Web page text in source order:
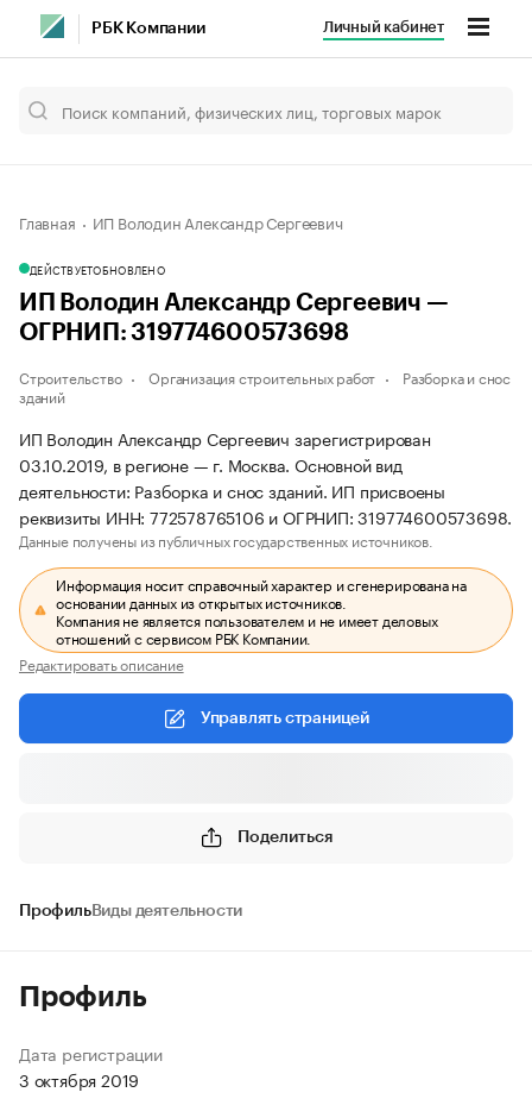
РБК Компании Личный кабинет
Главная ИП Володин Александр Сергеевич
ДЕЙСТВУЕТОБНОВЛЕНО
ИП Володин Александр Сергеевич —
ОГРНИП: 319774600573698
Строительство Организация строительных работ
Разборка и снос
зданий
ИП Володин Александр Сергеевич зарегистрирован
03.10.2019, в регионе — г. Москва. Основной вид
деятельности: Разборка и снос зданий. ИП присвоены
реквизиты ИНН: 772578765106 и ОГРНИП: 319774600573698.
Данные получены из публичных государственных источников.
Информация носит справочный характер и сгенерирована на
основании данных из открытых источников.
Компания не является пользователем и не имеет деловых
отношений с сервисом РБК Компании.
Редактировать описание
Управлять страницей
Поделиться
ПрофильВиды деятельности
Профиль
Дата регистрации
3 октября 2019